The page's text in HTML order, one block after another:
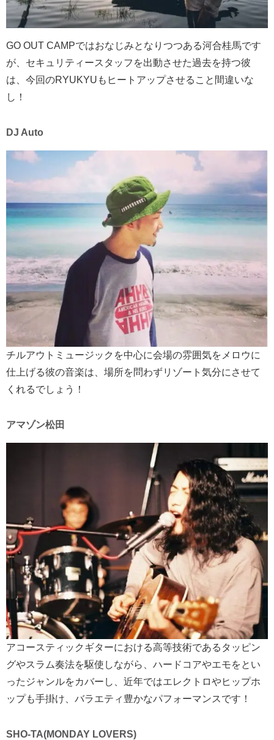
GO OUT CAMPではおなじみとなりつつある河合桂馬です
が、セキュリティースタッフを出動させた過去を持つ彼
は、今回のRYUKYUもヒートアップさせること間違いな
し！
DJ Auto
チルアウトミュージックを中心に会場の雰囲気をメロウに
仕上げる彼の音楽は、場所を問わずリゾート気分にさせて
くれるでしょう！
アマゾン松田
アコースティックギターにおける高等技術であるタッピン
グやスラム奏法を駆使しながら、ハードコアやエモをとい
ったジャンルをカバーし、近年ではエレクトロやヒップホ
ップも手掛け、バラエティ豊かなパフォーマンスです！
SHO-TA(MONDAY LOVERS)